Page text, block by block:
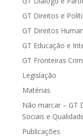
GT Direitos e
GT Direitos
GT Educação e
GT Fronteiras
Legislação
Matérias
Não marcar – GT
Sociais e
Publicações